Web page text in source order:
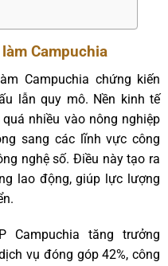
Campuchia
Campuchia chứng kiến
lẫn quy mô. Nền kinh tế
nhiều vào nông nghiệp
sang các lĩnh vực công
nghệ số. Điều này tạo ra
lao động, giúp lực lượng
Campuchia tăng trưởng
vụ đóng góp 42%, công